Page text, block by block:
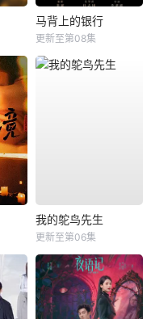
马背上的银行
更新至第08集
我的鸵鸟先生
更新至第06集